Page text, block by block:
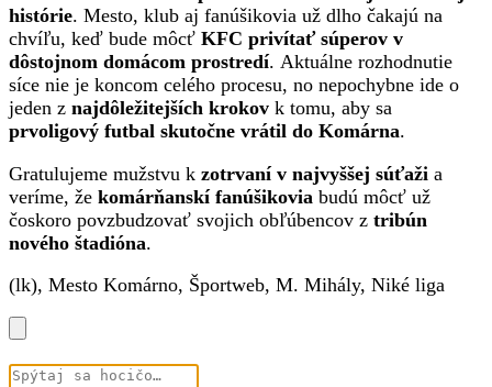
histórie. Mesto, klub aj fanúšikovia už dlho čakajú na
chvíľu, keď bude môcť KFC privítať súperov v
dôstojnom domácom prostredí. Aktuálne rozhodnutie
síce nie je koncom celého procesu, no nepochybne ide o
jeden z najdôležitejších krokov k tomu, aby sa
prvoligový futbal skutočne vrátil do Komárna.
Gratulujeme mužstvu k zotrvaní v najvyššej súťaži a
veríme, že komárňanskí fanúšikovia budú môcť už
čoskoro povzbudzovať svojich obľúbencov z tribún
nového štadióna.
(lk), Mesto Komárno, Športweb, M. Mihály, Niké liga